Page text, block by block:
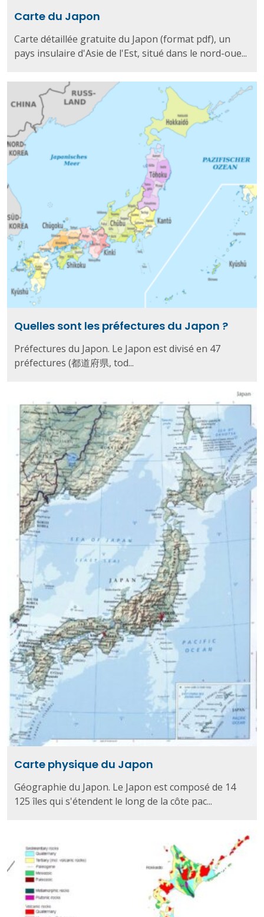
Carte du Japon
Carte détaillée gratuite du Japon (format pdf), un
pays insulaire d'Asie de l'Est, situé dans le nord-oue...
Quelles sont les préfectures du Japon ?
Préfectures du Japon. Le Japon est divisé en 47
préfectures (都道府県, tod...
Carte physique du Japon
Géographie du Japon. Le Japon est composé de 14
125 îles qui s'étendent le long de la côte pac...